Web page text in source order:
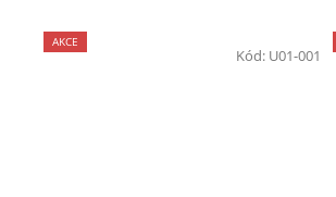
AKCE
Kód: U01-001